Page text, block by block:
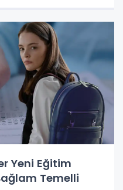
Yeni Eğitim
Temelli